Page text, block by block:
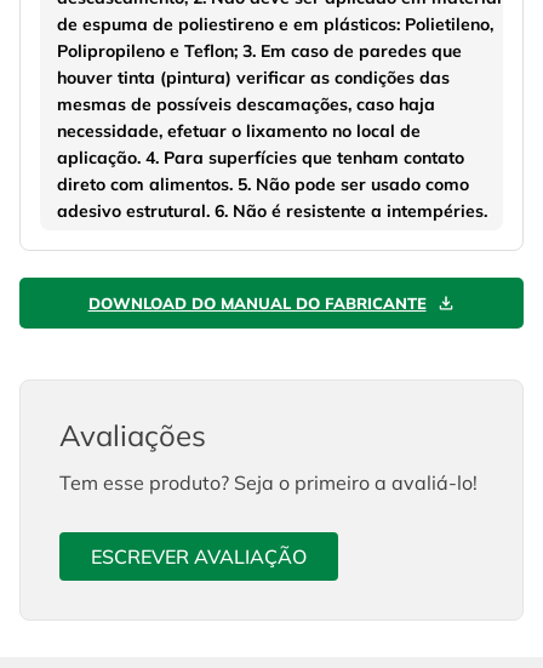
de espuma de poliestireno e em plásticos: Polietileno,
Polipropileno e Teflon; 3. Em caso de paredes que
houver tinta (pintura) verificar as condições das
mesmas de possíveis descamações, caso haja
necessidade, efetuar o lixamento no local de
aplicação. 4. Para superfícies que tenham contato
direto com alimentos. 5. Não pode ser usado como
adesivo estrutural. 6. Não é resistente a intempéries.
DOWNLOAD DO MANUAL DO FABRICANTE
Avaliações
Tem esse produto? Seja o primeiro a avaliá-lo!
ESCREVER AVALIAÇÃO